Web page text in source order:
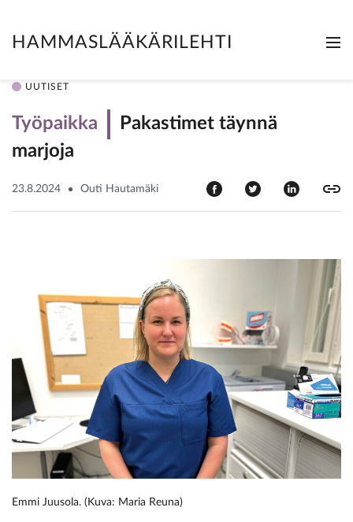
HAMMASLÄÄKÄRILEHTI
UUTISET
Työpaikka
Pakastimet täynnä
marjoja
23.8.2024 Outi Hautamäki
Emmi Juusola. (Kuva: Maria Reuna)